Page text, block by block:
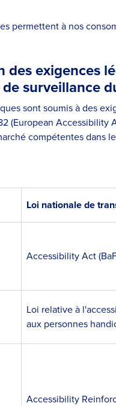
permettent à nos
des exigences
surveillance
sont soumis à des
(European Accessibility
compétentes dans
Loi nationale de
Accessibility Act
Loi relative à
aux personnes
Accessibility